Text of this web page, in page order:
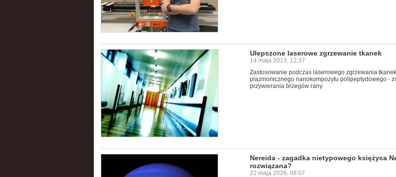
Ulepszone laserowe zgrzewanie tkanek
14 maja 2013, 12:37
Zastosowanie podczas laserowego zgrzewania
plazmonicznego nanokompozytu polipeptydowego -
przywierania brzegów rany.
Nereida - zagadka nietypowego księżyca
rozwiązana?
22 maja 2026, 08:07